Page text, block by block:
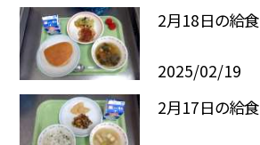
2月18日の給食
2025/02/19
2月17日の給食